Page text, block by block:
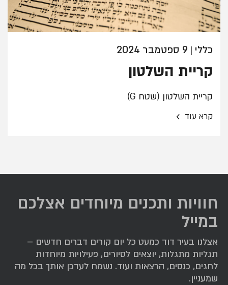
כללי | 9 ספטמבר 2024
קריית השלטון
קריית השלטון (שטח G)
קרא עוד ›
חוויות ותכנים מיוחדים אצלכם
במייל
אצלנו בעיר דוד כמעט כל יום קורים דברים חדשים –
תגליות מתגלות, יוצאים לסיורים, פעילויות מיוחדות
לחגים, כנסים, הרצאות ועוד. נשמח לעדכן אותך בכל מה
שמעניין.